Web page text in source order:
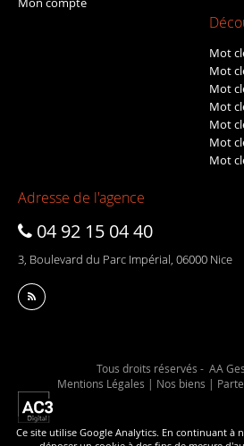
Mot
Mot
Mot
Mot
Mot
Mot
Mot
Adresse de l'agence
04 92 15 04 40
3, Boulevard du Parc Impérial, 06000 Nice
Tous droits réservés - AA
Mentions Légales | Nos biens |
Ce site utilise Google Analytics. En continuant à